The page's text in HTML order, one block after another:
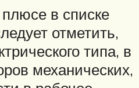
в списке
отметить,
типа, в
механических,